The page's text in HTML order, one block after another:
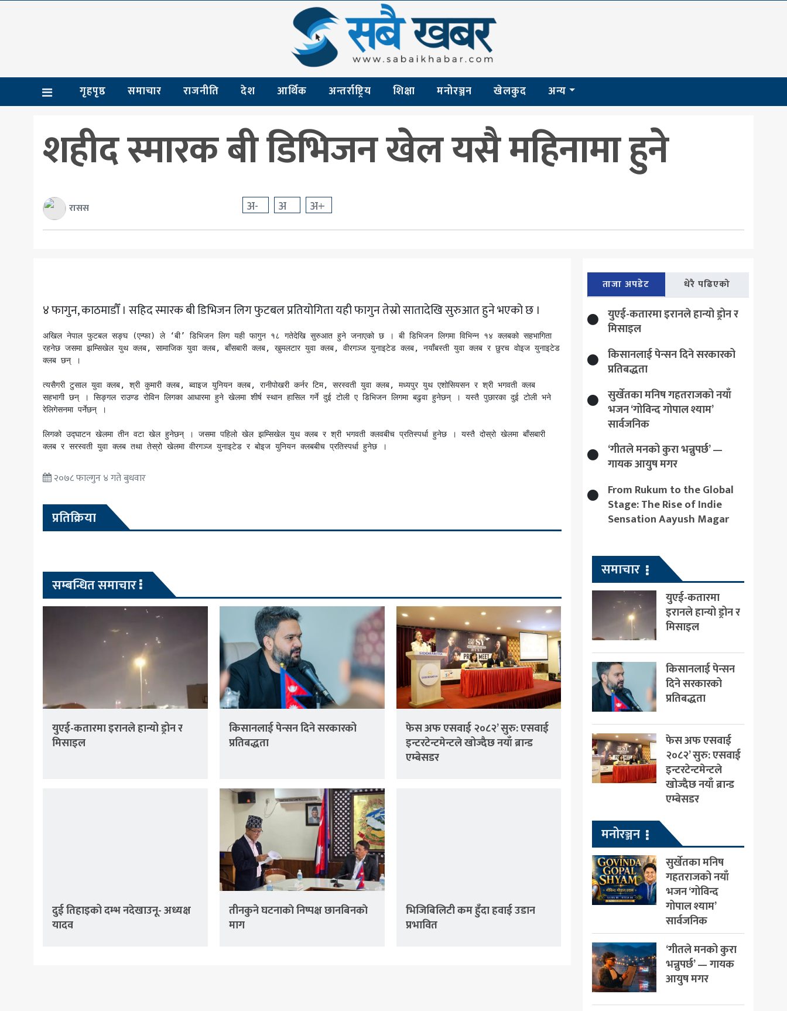
राजनीति
मनोरञ्जन
गृहपृष्ठ समाचार राजनीति देश आर्थिक अन्तर्राष्ट्रिय शिक्षा मनोरञ्जन खेलकुद अन्य
शहीद स्मारक बी डिभिजन खेल यसै महिनामा हुने
रासस अ- अ अ+
४ फागुन, काठमाडौँ । सहिद स्मारक बी डिभिजन लिग फुटबल प्रतियोगिता यही फागुन तेस्रो सातादेखि सुरुआत हुने भएको छ ।
अखिल नेपाल फुटबल सङ्घ (एन्फा) ले ‘बी’ डिभिजन लिग यही फागुन १८ गतेदेखि सुरुआत हुने जनाएको छ । बी डिभिजन लिगमा विभिन्न १४ क्लबको सहभागिता
रहनेछ जसमा झम्सिखेल युथ क्लब, सामाजिक युवा क्लब, बाँसबारी क्लब, खुमलटार युवा क्लब, वीरगञ्ज युनाइटेड क्लब, नयाँबस्ती युवा क्लब र छुरच वोइज युनाइटेड
क्लब छन् ।
त्यसैगरी टुसाल युवा क्लब, श्री कुमारी क्लब, ब्वाइज युनियन क्लब, रानीपोखरी कर्नर टिम, सरस्वती युवा क्लब, मध्यपुर युथ एशोसियसन र श्री भगवती क्लब
सहभागी छन् । सिङ्गल राउण्ड रोविन लिगका आधारमा हुने खेलमा शीर्ष स्थान हासिल गर्ने दुई टोली ए डिभिजन लिगमा बढुवा हुनेछन् । यस्तै पुछारका दुई टोली भने
रेलिगेसनमा पर्नेछन् ।
लिगको उद्घाटन खेलमा तीन वटा खेल हुनेछन् । जसमा पहिलो खेल झम्सिखेल युथ क्लब र श्री भगवती क्लवबीच प्रतिस्पर्धा हुनेछ । यस्तै दोस्रो खेलमा बाँसबारी
क्लब र सरस्वती युवा क्लब तथा तेस्रो खेलमा वीरगञ्ज युनाइटेड र बोइज युनियन क्लबबीच प्रतिस्पर्धा हुनेछ ।
२०७८ फाल्गुन ४ गते बुधवार
प्रतिक्रिया
सम्बन्धित समाचार
युएई-कतारमा इरानले हान्यो ड्रोन र
मिसाइल
किसानलाई पेन्सन दिने सरकारको
प्रतिबद्धता
फेस अफ एसवाई २०८२’ सुरु: एसवाई
इन्टरटेन्टमेन्टले खोज्दैछ नयाँ ब्रान्ड
एम्बेसडर
दुई तिहाइको दम्भ नदेखाउनू- अध्यक्ष
यादव
तीनकुने घटनाकाे निष्पक्ष छानबिनकाे
माग
भिजिबिलिटी कम हुँदा हवाई उडान
प्रभावित
ताजा अपडेट धेरै पढिएको
युएई-कतारमा इरानले हान्यो ड्रोन र
मिसाइल
किसानलाई पेन्सन दिने सरकारको
प्रतिबद्धता
सुर्खेतका मनिष गहतराजको नयाँ
भजन ‘गोविन्द गोपाल श्याम’
सार्वजनिक
‘गीतले मनको कुरा भन्नुपर्छ’ —
गायक आयुष मगर
From Rukum to the Global
Stage: The Rise of Indie
Sensation Aayush Magar
समाचार
युएई-कतारमा
इरानले हान्यो ड्रोन र
मिसाइल
किसानलाई पेन्सन
दिने सरकारको
प्रतिबद्धता
फेस अफ एसवाई
२०८२’ सुरु: एसवाई
इन्टरटेन्टमेन्टले
खोज्दैछ नयाँ ब्रान्ड
एम्बेसडर
मनोरञ्जन
सुर्खेतका मनिष
गहतराजको नयाँ
भजन ‘गोविन्द
गोपाल श्याम’
सार्वजनिक
‘गीतले मनको कुरा
भन्नुपर्छ’ — गायक
आयुष मगर